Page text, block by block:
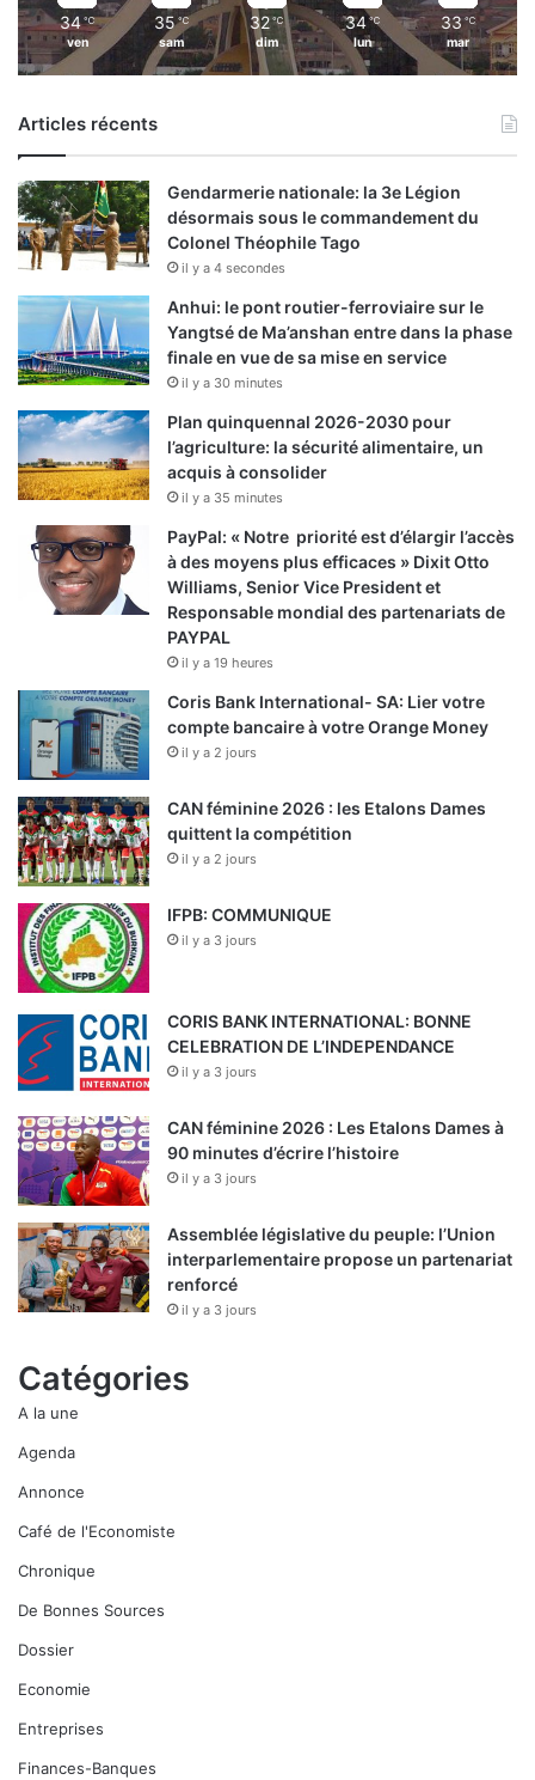
34 ℃
ven
35 ℃
sam
32 ℃
dim
34 ℃
lun
33 ℃
mar
Articles récents
Gendarmerie nationale: la 3e Légion
désormais sous le commandement du
Colonel Théophile Tago
il y a 4 secondes
Anhui: le pont routier-ferroviaire sur le
Yangtsé de Ma’anshan entre dans la phase
finale en vue de sa mise en service
il y a 30 minutes
Plan quinquennal 2026-2030 pour
l’agriculture: la sécurité alimentaire, un
acquis à consolider
il y a 35 minutes
PayPal: « Notre priorité est d’élargir l’accès
à des moyens plus efficaces » Dixit Otto
Williams, Senior Vice President et
Responsable mondial des partenariats de
PAYPAL
il y a 19 heures
Coris Bank International- SA: Lier votre
compte bancaire à votre Orange Money
il y a 2 jours
CAN féminine 2026 : les Etalons Dames
quittent la compétition
il y a 2 jours
IFPB: COMMUNIQUE
il y a 3 jours
CORIS BANK INTERNATIONAL: BONNE
CELEBRATION DE L’INDEPENDANCE
il y a 3 jours
CAN féminine 2026 : Les Etalons Dames à
90 minutes d’écrire l’histoire
il y a 3 jours
Assemblée législative du peuple: l’Union
interparlementaire propose un partenariat
renforcé
il y a 3 jours
Catégories
A la une
Agenda
Annonce
Café de l'Economiste
Chronique
De Bonnes Sources
Dossier
Economie
Entreprises
Finances-Banques